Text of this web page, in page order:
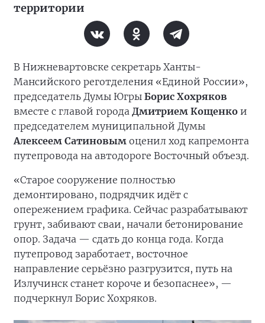
территории
В Нижневартовске секретарь Ханты-
Мансийского реготделения «Единой России»,
председатель Думы Югры Борис Хохряков
вместе с главой города Дмитрием Кощенко и
председателем муниципальной Думы
Алексеем Сатиновым оценил ход капремонта
путепровода на автодороге Восточный объезд.
«Старое сооружение полностью
демонтировано, подрядчик идёт с
опережением графика. Сейчас разрабатывают
грунт, забивают сваи, начали бетонирование
опор. Задача — сдать до конца года. Когда
путепровод заработает, восточное
направление серьёзно разгрузится, путь на
Излучинск станет короче и безопаснее», —
подчеркнул Борис Хохряков.